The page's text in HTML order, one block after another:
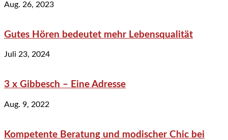
Aug. 26, 2023
Gutes Hören bedeutet mehr Lebensqualität
Juli 23, 2024
3 x Gibbesch – Eine Adresse
Aug. 9, 2022
Kompetente Beratung und modischer Chic bei